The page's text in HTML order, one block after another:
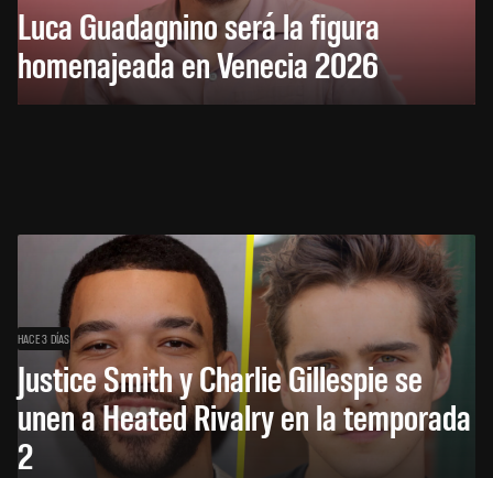
Luca Guadagnino será la figura
homenajeada en Venecia 2026
HACE 3 DÍAS
Justice Smith y Charlie Gillespie se
unen a Heated Rivalry en la temporada
2